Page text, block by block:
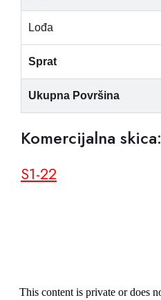
Lođa
Sprat
Ukupna Površina
Komercijalna skica:
S1-22